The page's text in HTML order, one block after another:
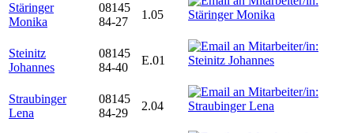
Stäringer
Monika
08145
84-27
1.05
Steinitz
Johannes
08145
84-40
E.01
Straubinger
Lena
08145
84-29
2.04